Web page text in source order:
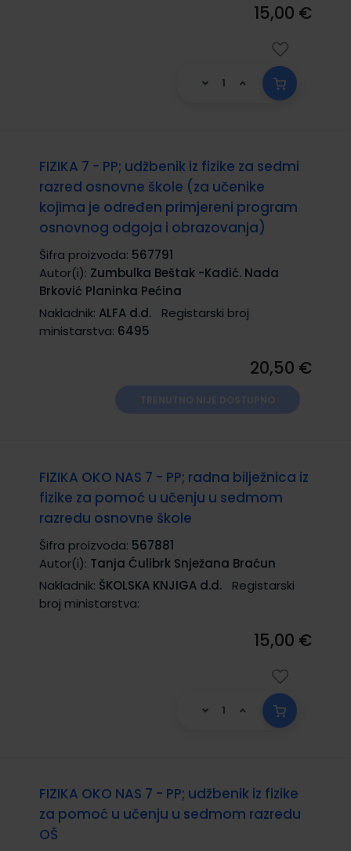
15,00 €
FIZIKA 7 - PP; udžbenik iz fizike za sedmi
razred osnovne škole (za učenike
kojima je određen primjereni program
osnovnog odgoja i obrazovanja)
Šifra proizvoda: 567791
Autor(i): Zumbulka Beštak -Kadić. Nada
Brković Planinka Pećina
Nakladnik: ALFA d.d.
Registarski broj
ministarstva: 6495
20,50 €
FIZIKA OKO NAS 7 - PP; radna bilježnica iz
fizike za pomoć u učenju u sedmom
razredu osnovne škole
Šifra proizvoda: 567881
Autor(i): Tanja Ćulibrk Snježana Braćun
Nakladnik: ŠKOLSKA KNJIGA d.d.
Registarski
broj ministarstva:
15,00 €
FIZIKA OKO NAS 7 - PP; udžbenik iz fizike
za pomoć u učenju u sedmom razredu
OŠ